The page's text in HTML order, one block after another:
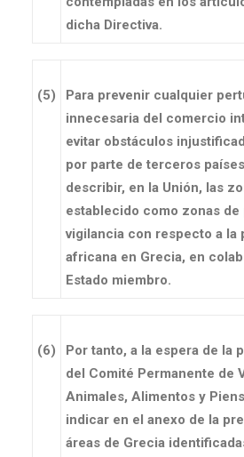
dicha Directiva.
(5)
Para prevenir cualquier
innecesaria del comercio
evitar obstáculos
por parte de terceros
describir, en la Unión, las
establecido como zonas
vigilancia con respecto a la
africana en Grecia, en
Estado miembro.
(6)
Por tanto, a la espera de la
del Comité Permanente de
Animales, Alimentos y
indicar en el anexo de la
áreas de Grecia